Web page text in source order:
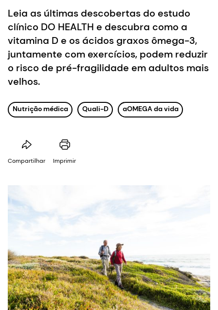
Leia as últimas descobertas do estudo
clínico DO HEALTH e descubra como a
vitamina D e os ácidos graxos ômega-3,
juntamente com exercícios, podem reduzir
o risco de pré-fragilidade em adultos mais
velhos.
Nutrição médica Quali-D aOMEGA da vida
Compartilhar Imprimir